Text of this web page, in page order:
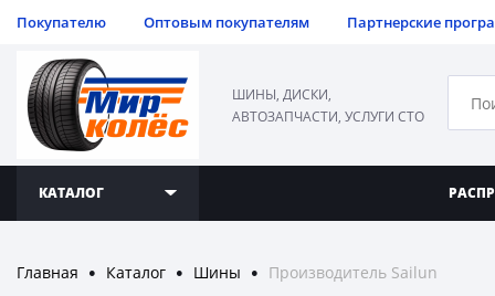
Покупателю Оптовым покупателям Партнерские
ШИНЫ, ДИСКИ,
АВТОЗАПЧАСТИ, УСЛУГИ СТО
КАТАЛОГ
Главная ● Каталог ● Шины ● Производитель Sailun